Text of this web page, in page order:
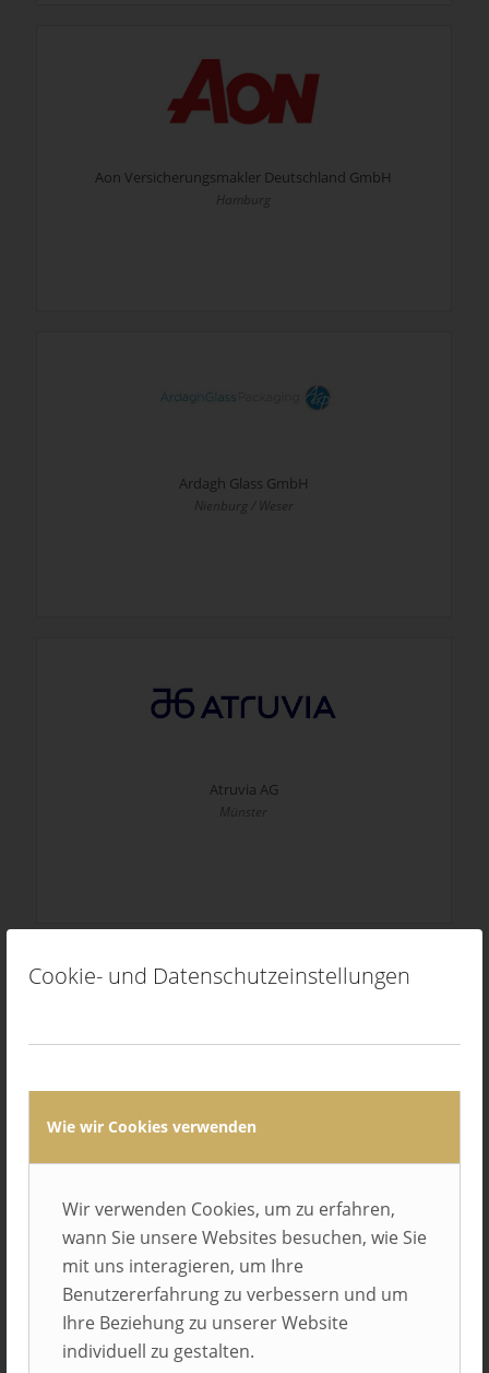
Cookie- und Datenschutzeinstellungen
Wie wir Cookies verwenden
Wir verwenden Cookies, um zu erfahren,
wann Sie unsere Websites besuchen, wie Sie
mit uns interagieren, um Ihre
Benutzererfahrung zu verbessern und um
Ihre Beziehung zu unserer Website
individuell zu gestalten.
Aon Versicherungsmakler Deutschland GmbH
Hamburg
Ardagh Glass GmbH
Nienburg / Weser
Atruvia AG
Münster
Avacon AG
Helmstedt